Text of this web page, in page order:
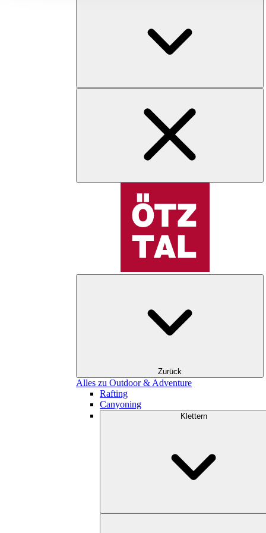
Zurück
Alles zu Outdoor & Adventure
Rafting
Canyoning
Klettern